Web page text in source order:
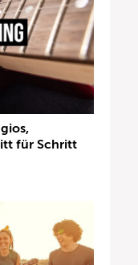
für Schritt